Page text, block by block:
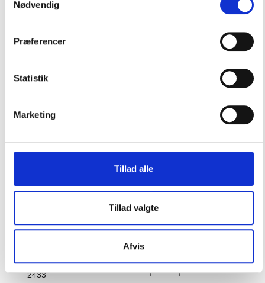
Nødvendig
Præferencer
Statistik
Marketing
Tillad alle
Tillad valgte
Afvis
og CO2 patronstatus
Hviler på skuldrene - hænger ikke på nakken
Klikspænde for let betjening
BALTIC anvender CO2 i særlig ren fødevarekvalitet
der formindsker propdannelse ved oppustning i lave
165N opdrift. Godkendt i 150N klassen
Se Mål og Godkendelser etc. under fanen
Tilbehørs produkter
Hvidt BALTIC 2401
DKK
m. clips - BALTIC
2433